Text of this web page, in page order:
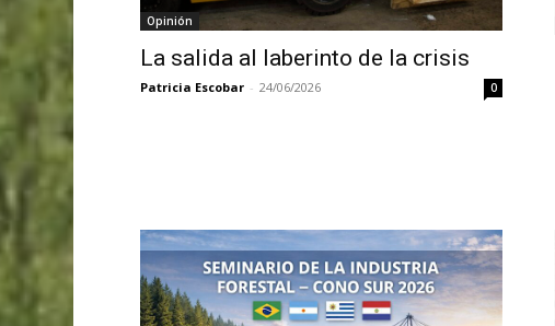
Opinión
La salida al laberinto de la crisis
Patricia Escobar - 24/06/2026 0